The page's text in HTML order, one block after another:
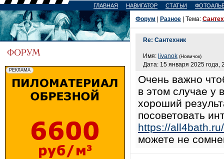
ГЛАВНАЯ НАВИГАТОР СТАТЬИ
Форум Разное | Тема:
Re: Сантехник
Имя: livanok (Новичок)
Дата: 15 января 2025 года,
Очень важно
в этом случае у
хороший
посоветовать
https://all4bath.ru/
можете не